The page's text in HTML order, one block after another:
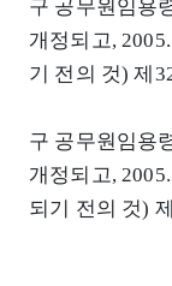
구 공무원임용
개정되고,
기 전의 것) 제
구 공무원임용
개정되고,
되기 전의 것)